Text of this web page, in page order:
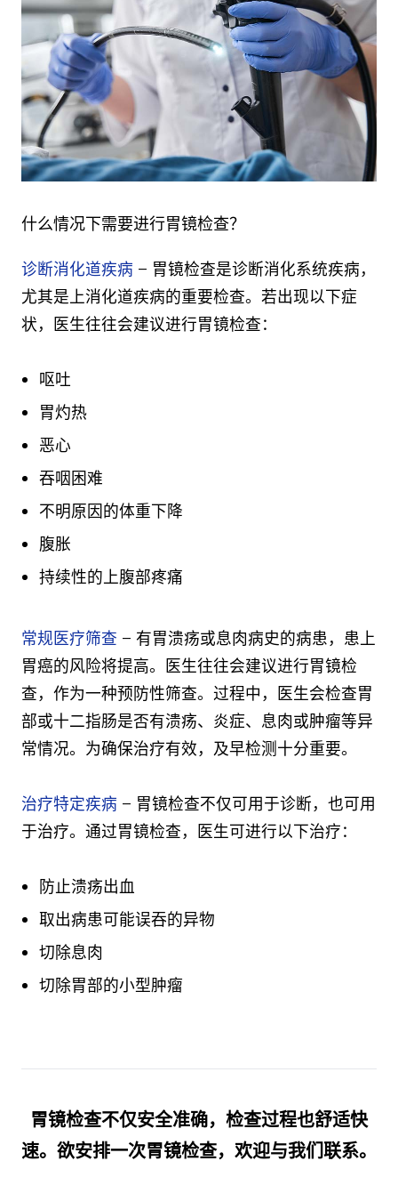
什么情况下需要进行胃镜检查？
诊断消化道疾病 – 胃镜检查是诊断消化系统疾病，
尤其是上消化道疾病的重要检查。若出现以下症
状，医生往往会建议进行胃镜检查：
呕吐
胃灼热
恶心
吞咽困难
不明原因的体重下降
腹胀
持续性的上腹部疼痛
常规医疗筛查 – 有胃溃疡或息肉病史的病患，患上
胃癌的风险将提高。医生往往会建议进行胃镜检
查，作为一种预防性筛查。过程中，医生会检查胃
部或十二指肠是否有溃疡、炎症、息肉或肿瘤等异
常情况。为确保治疗有效，及早检测十分重要。
治疗特定疾病 – 胃镜检查不仅可用于诊断，也可用
于治疗。通过胃镜检查，医生可进行以下治疗：
防止溃疡出血
取出病患可能误吞的异物
切除息肉
切除胃部的小型肿瘤
胃镜检查不仅安全准确，检查过程也舒适快
速。 欲安排一次胃镜检查，欢迎与我们联系。